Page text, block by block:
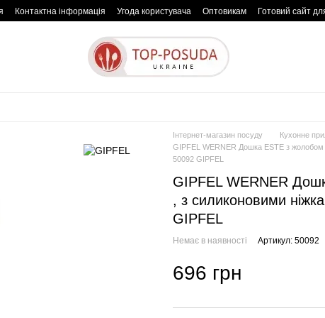
Контактна інформація Угода користувача Оптовикам Готовий сайт
Інтернет-магазин посуду Кухонне
GIPFEL WERNER Дошка ESTE з жолобом
50092 GIPFEL
GIPFEL WERNER
, з силиконовими
GIPFEL
Немає в наявності Артикул: 50092
696 грн